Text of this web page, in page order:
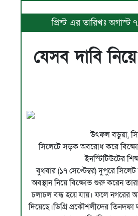
প্রিন্ট এর তারিখঃ
যেসব দাবি
উৎফল বড়ুয়া,
সিলেটে সড়ক অবরোধ করে
ইনস্টিটিউটের
বুধবার (১৭ সেপ্টেম্বর) দুপুরে
অবস্থান নিয়ে বিক্ষোভ শুরু করেন
চলাচল বন্ধ হয়ে যায়। ফলে নগরের
দিয়েছে।ডিগ্রি প্রকৌশলীদের তিনদফা